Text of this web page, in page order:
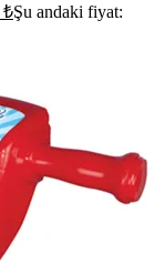
₺Şu andaki fiyat: